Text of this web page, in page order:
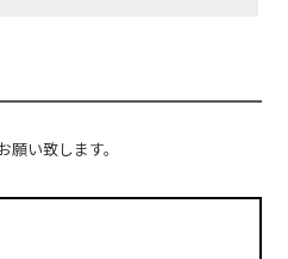
い致します。